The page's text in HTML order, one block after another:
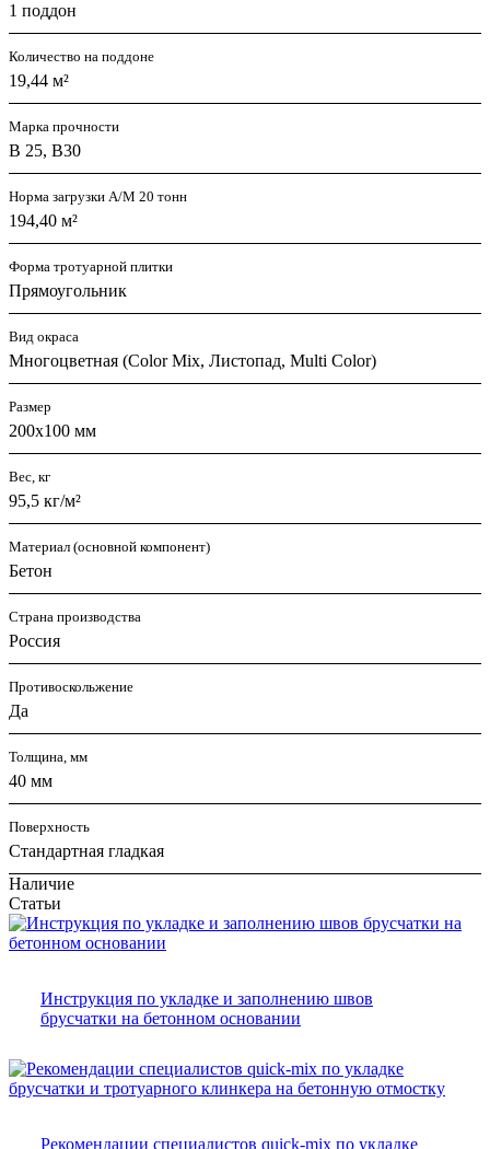
1 поддон
Количество на поддоне
19,44 м²
Марка прочности
В 25, В30
Норма загрузки А/М 20 тонн
194,40 м²
Форма тротуарной плитки
Прямоугольник
Вид окраса
Многоцветная (Color Mix, Листопад, Multi Color)
Размер
200х100 мм
Вес, кг
95,5 кг/м²
Материал (основной компонент)
Бетон
Страна производства
Россия
Противоскольжение
Да
Толщина, мм
40 мм
Поверхность
Стандартная гладкая
Наличие
Статьи
Инструкция по укладке и заполнению швов
брусчатки на бетонном основании
Рекомендации специалистов quick-mix по укладке